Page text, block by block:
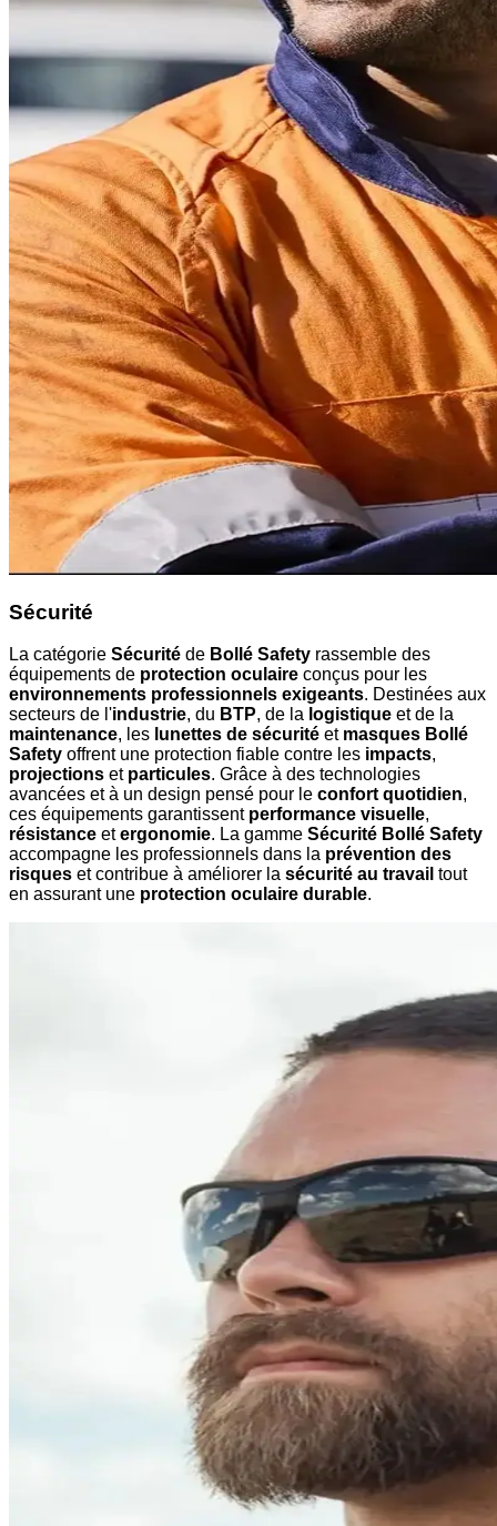
Sécurité
La catégorie Sécurité de Bollé Safety rassemble des
équipements de protection oculaire conçus pour les
environnements professionnels exigeants. Destinées aux
secteurs de l'industrie, du BTP, de la logistique et de la
maintenance, les lunettes de sécurité et masques Bollé
Safety offrent une protection fiable contre les impacts,
projections et particules. Grâce à des technologies
avancées et à un design pensé pour le confort quotidien,
ces équipements garantissent performance visuelle,
résistance etergonomie. La gamme Sécurité Bollé Safety
accompagne les professionnels dans la prévention des
risques et contribue à améliorer la sécurité au travail tout
en assurant une protection oculaire durable.